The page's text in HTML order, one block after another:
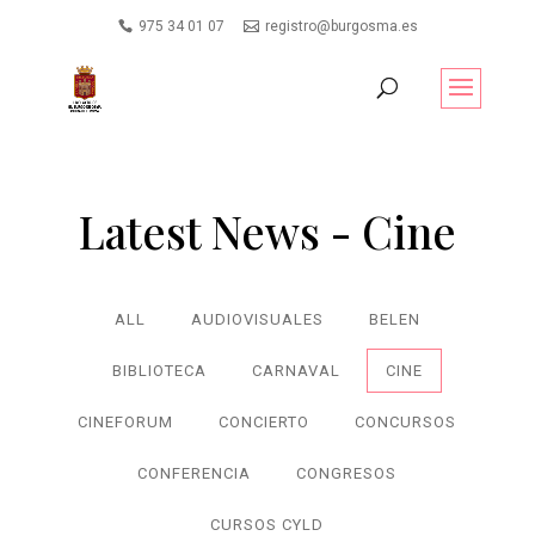
975 34 01 07 registro@burgosma.es
Latest News - Cine
ALL AUDIOVISUALES BELEN
BIBLIOTECA CARNAVAL CINE
CINEFORUM CONCIERTO CONCURSOS
CONFERENCIA CONGRESOS
CURSOS CYLD